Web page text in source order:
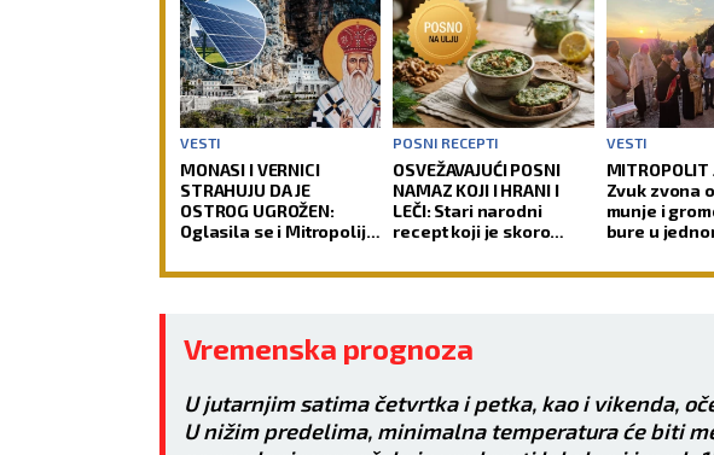
VESTI
MONASI I VERNICI
STRAHUJU DA JE
OSTROG UGROŽEN:
Oglasila se i Mitropolija
POSNI RECEPTI
OSVEŽAVAJUĆI POSNI
NAMAZ KOJI I HRANI I
LEČI: Stari narodni
recept koji je skoro
VESTI
MITROPOLIT
Zvuk zvona
munje i
bure u
Vremenska prognoza
U jutarnjim satima četvrtka i petka, kao i vikenda,
U nižim predelima, minimalna temperatura će biti